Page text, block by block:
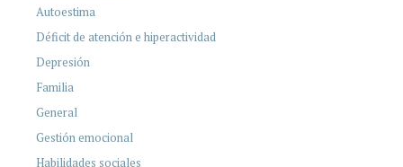
Autoestima
Déficit de atención e hiperactividad
Depresión
Familia
General
Gestión emocional
Habilidades sociales